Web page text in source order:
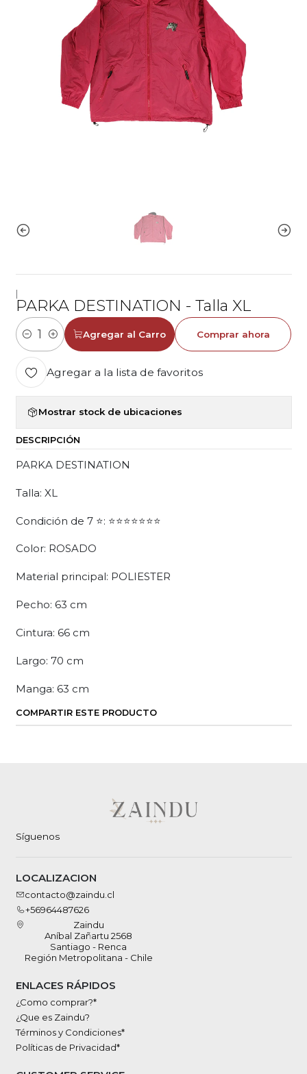
PARKA DESTINATION - Talla XL
Cantidad
Agregar al Carro Comprar ahora
Agregar a la lista de favoritos
Mostrar stock de ubicaciones
DESCRIPCIÓN
PARKA DESTINATION
Talla: XL
Condición de 7 ⭐: ⭐⭐⭐⭐⭐⭐⭐
Color: ROSADO
Material principal: POLIESTER
Pecho: 63 cm
Cintura: 66 cm
Largo: 70 cm
Manga: 63 cm
COMPARTIR ESTE PRODUCTO
Síguenos
LOCALIZACION
contacto@zaindu.cl
+56964487626
Zaindu
Aníbal Zañartu 2568
Santiago - Renca
Región Metropolitana - Chile
ENLACES RÁPIDOS
¿Como comprar?*
¿Que es Zaindu?
Términos y Condiciones*
Políticas de Privacidad*